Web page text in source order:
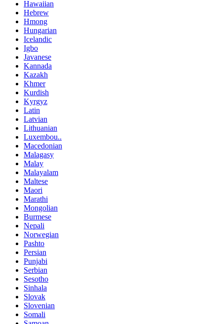
Hawaiian
Hebrew
Hmong
Hungarian
Icelandic
Igbo
Javanese
Kannada
Kazakh
Khmer
Kurdish
Kyrgyz
Latin
Latvian
Lithuanian
Luxembou..
Macedonian
Malagasy
Malay
Malayalam
Maltese
Maori
Marathi
Mongolian
Burmese
Nepali
Norwegian
Pashto
Persian
Punjabi
Serbian
Sesotho
Sinhala
Slovak
Slovenian
Somali